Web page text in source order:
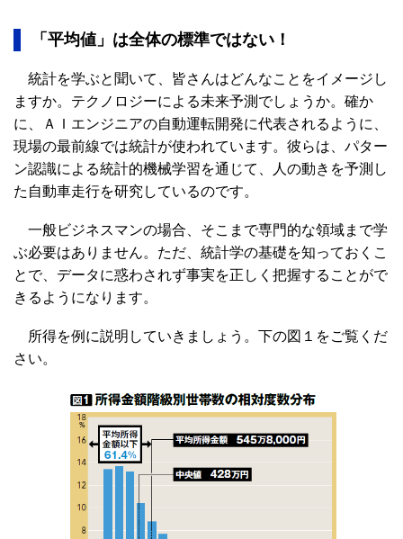
「平均値」は全体の標準ではない！
統計を学ぶと聞いて、皆さんはどんなことをイメージし
ますか。テクノロジーによる未来予測でしょうか。確か
に、ＡＩエンジニアの自動運転開発に代表されるように、
現場の最前線では統計が使われています。彼らは、パター
ン認識による統計的機械学習を通じて、人の動きを予測し
た自動車走行を研究しているのです。
一般ビジネスマンの場合、そこまで専門的な領域まで学
ぶ必要はありません。ただ、統計学の基礎を知っておくこ
とで、データに惑わされず事実を正しく把握することがで
きるようになります。
所得を例に説明していきましょう。下の図１をご覧くだ
さい。